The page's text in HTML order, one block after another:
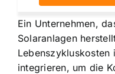
Ein Unternehmen,
Solaranlagen
Lebenszykluskosten
integrieren, um die